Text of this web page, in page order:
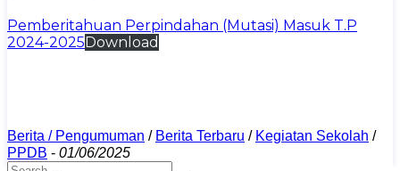
Pemberitahuan Perpindahan (Mutasi) Masuk T.P
2024-2025Download
Berita / Pengumuman / Berita Terbaru / Kegiatan Sekolah /
PPDB - 01/06/2025